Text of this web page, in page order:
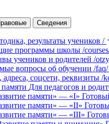
Сведения
результаты учеников /
программы школы /
учеников и родителей /
вопросы об обучении /faq/
адреса, соцсети, реквизиты /
Для педагогов и
памяти» — «I»
памяти» — «II»
памяти» — «III»